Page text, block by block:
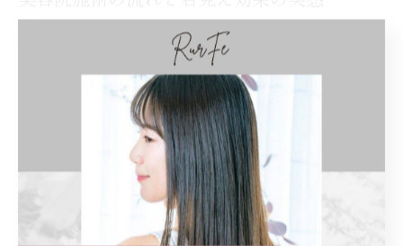
内容
髪質や悩みをヒア
リング
理想の色味・明るさ
の提案
髪や頭皮の状態確
ダメージを最小限に
丁寧に染め上げる
均一で自然な仕上が
り